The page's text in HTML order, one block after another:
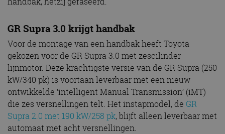
GR Supra 3.0 krijgt handbak
Voor de montage van een handbak heeft Toyota
gekozen voor de GR Supra 3.0 met zescilinder
lijnmotor. Deze krachtigste versie van de GR Supra (250
kW/340 pk) is voortaan leverbaar met een nieuw
ontwikkelde ‘intelligent Manual Transmission’ (iMT)
die zes versnellingen telt. Het instapmodel, de GR
Supra 2.0 met 190 kW/258 pk, blijft alleen leverbaar met
automaat met acht versnellingen.